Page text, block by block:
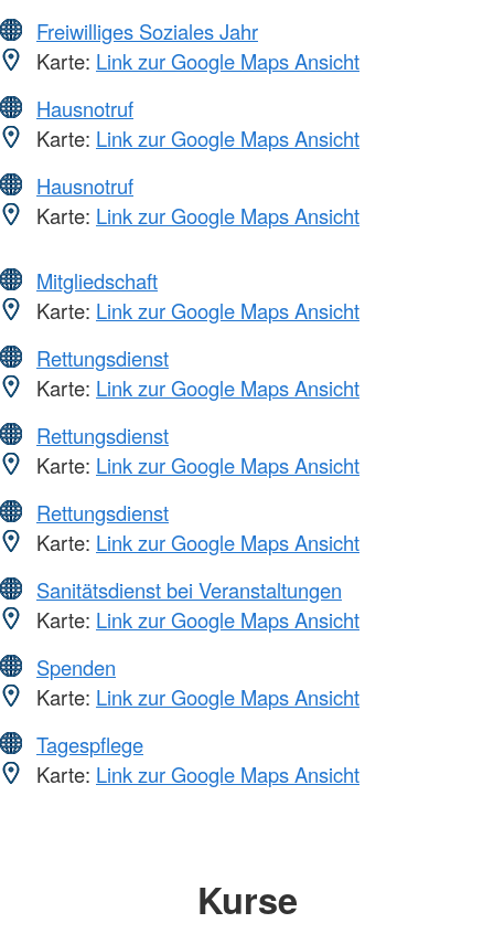
Freiwilliges Soziales Jahr
Karte: Link zur Google Maps Ansicht
Hausnotruf
Karte: Link zur Google Maps Ansicht
Hausnotruf
Karte: Link zur Google Maps Ansicht
Mitgliedschaft
Karte: Link zur Google Maps Ansicht
Rettungsdienst
Karte: Link zur Google Maps Ansicht
Rettungsdienst
Karte: Link zur Google Maps Ansicht
Rettungsdienst
Karte: Link zur Google Maps Ansicht
Sanitätsdienst bei Veranstaltungen
Karte: Link zur Google Maps Ansicht
Spenden
Karte: Link zur Google Maps Ansicht
Tagespflege
Karte: Link zur Google Maps Ansicht
Kurse